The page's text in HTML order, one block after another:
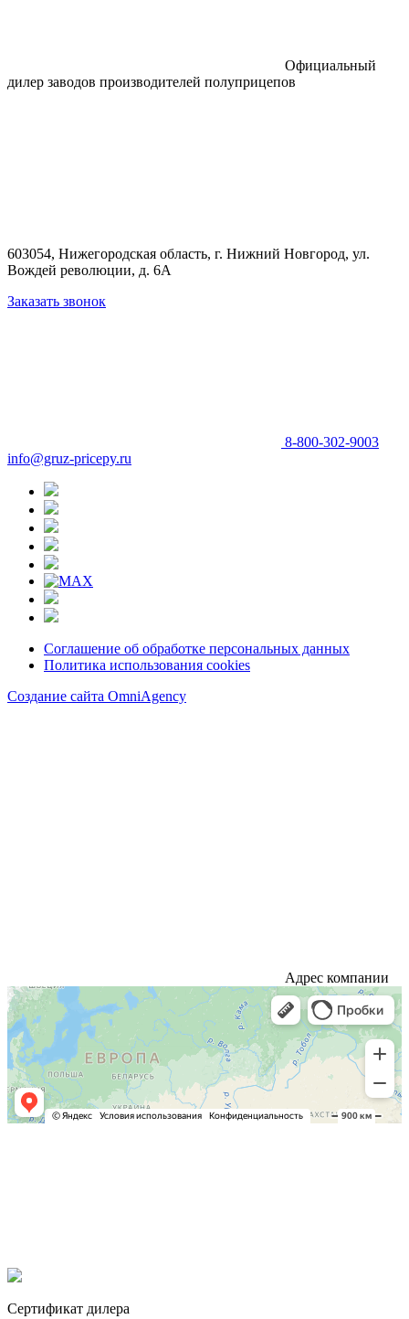
Официальный
дилер заводов производителей полуприцепов
603054, Нижегородская область, г. Нижний Новгород, ул.
Вождей революции, д. 6А
Заказать звонок
8-800-302-9003
info@gruz-pricepy.ru
Соглашение об обработке персональных данных
Политика использования cookies
Создание сайта OmniAgency
Адрес компании
Сертификат дилера